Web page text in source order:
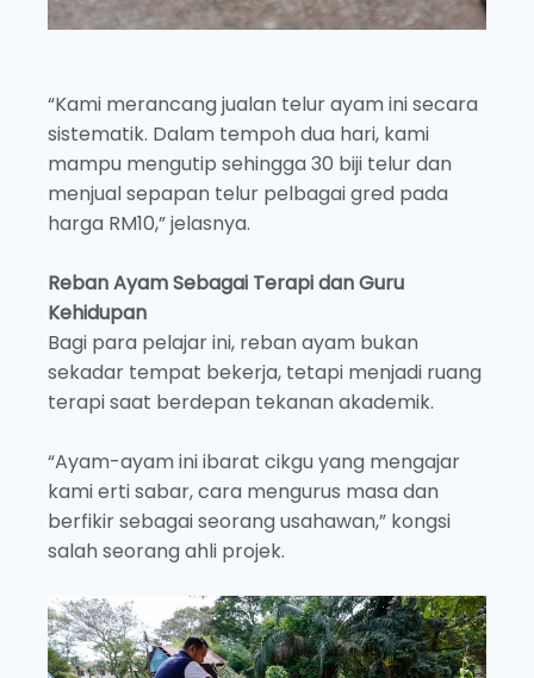
“Kami merancang jualan telur ayam ini secara
sistematik. Dalam tempoh dua hari, kami
mampu mengutip sehingga 30 biji telur dan
menjual sepapan telur pelbagai gred pada
harga RM10,” jelasnya.
Reban Ayam Sebagai Terapi dan Guru
Kehidupan
Bagi para pelajar ini, reban ayam bukan
sekadar tempat bekerja, tetapi menjadi ruang
terapi saat berdepan tekanan akademik.
“Ayam-ayam ini ibarat cikgu yang mengajar
kami erti sabar, cara mengurus masa dan
berfikir sebagai seorang usahawan,” kongsi
salah seorang ahli projek.